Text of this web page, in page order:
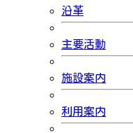
沿革
主要活動
施設案内
利用案内